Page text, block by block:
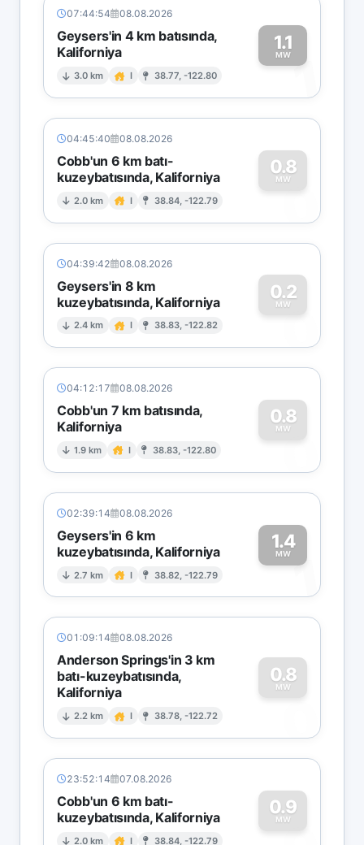
07:44:54 08.08.2026
Geysers'in 4 km batısında,
Kaliforniya
3.0 km I 38.77, -122.80
1.1
MW1
04:45:40 08.08.2026
Cobb'un 6 km batı-
kuzeybatısında, Kaliforniya
2.0 km I 38.84, -122.79
0.8
MW
0
04:39:42 08.08.2026
Geysers'in 8 km
kuzeybatısında, Kaliforniya
2.4 km I 38.83, -122.82
0.2
MW
0
04:12:17 08.08.2026
Cobb'un 7 km batısında,
Kaliforniya
1.9 km I 38.83, -122.80
0.8
MW
0
02:39:14 08.08.2026
Geysers'in 6 km
kuzeybatısında, Kaliforniya
2.7 km I 38.82, -122.79
1.4
MW1
01:09:14 08.08.2026
Anderson Springs'in 3 km
batı-kuzeybatısında,
Kaliforniya
2.2 km I 38.78, -122.72
0.8
MW
0
23:52:14 07.08.2026
Cobb'un 6 km batı-
kuzeybatısında, Kaliforniya
2.0 km I 38.84, -122.79
0.9
MW